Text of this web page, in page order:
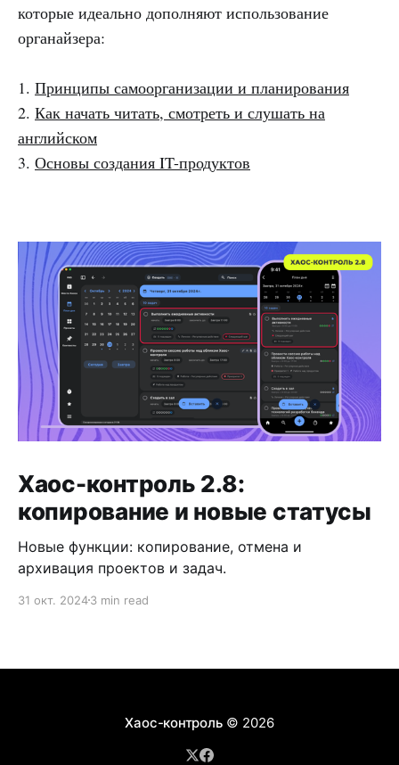
которые идеально дополняют использование
органайзера:
1. Принципы самоорганизации и планирования
2. Как начать читать, смотреть и слушать на
английском
3. Основы создания IT-продуктов
Хаос-контроль 2.8:
копирование и новые статусы
Новые функции: копирование, отмена и
архивация проектов и задач.
31 окт. 20243 min read
Хаос-контроль© 2026